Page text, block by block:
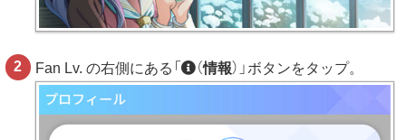
Fan Lv. の右側にある「 （情報）」ボタンをタップ。